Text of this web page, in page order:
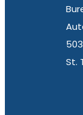
St.